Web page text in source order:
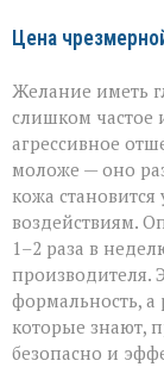
Цена
Желание иметь
слишком частое
агрессивное
моложе — оно
кожа
воздействиям.
1–2 раза в
производителя.
формальность, а
которые знают,
безопасно и